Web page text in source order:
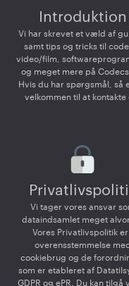
Introduktion
Vi har skrevet et væld af
samt tips og tricks til
video/film,
og meget mere på
Hvis du har spørgsmål, så
velkommen til at kontakte
Vi tager vores ansvar
dataindsamlet meget
Vores Privatlivspolitik er
overensstemmelse med
cookiebrug og de
som er etableret af
GDPR og ePR. Du kan tilgå